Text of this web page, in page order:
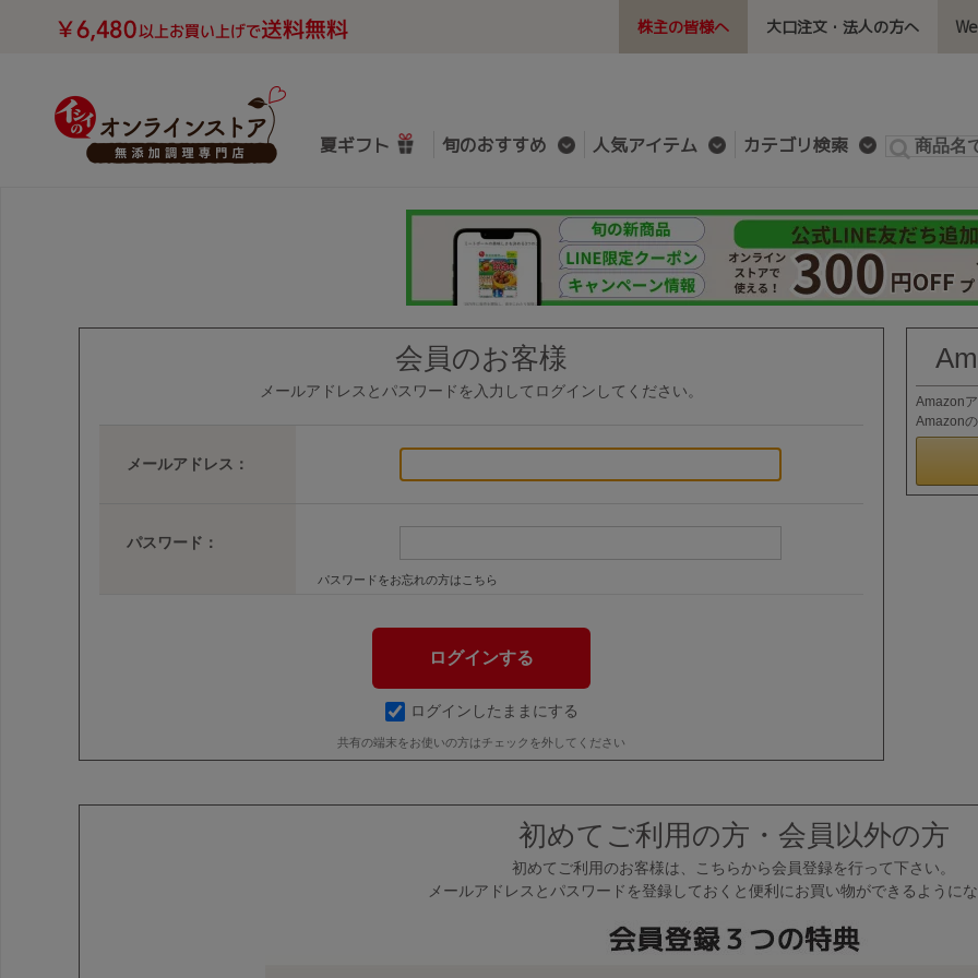
株主の皆様へ 大口注文・法人の方へ
夏ギフト 旬のおすすめ 人気アイテム カテゴリ検索
会員のお客様
メールアドレスとパスワードを入力してログインしてください。
メールアドレス：
パスワード：
パスワードをお忘れの方はこちら
ログインしたままにする
共有の端末をお使いの方はチェックを外してください
Amazon
Amazon
初めてご利用の方・会員以外の方
初めてご利用のお客様は、こちらから会員登録を行って下さい。
メールアドレスとパスワードを登録しておくと便利にお買い物ができるように